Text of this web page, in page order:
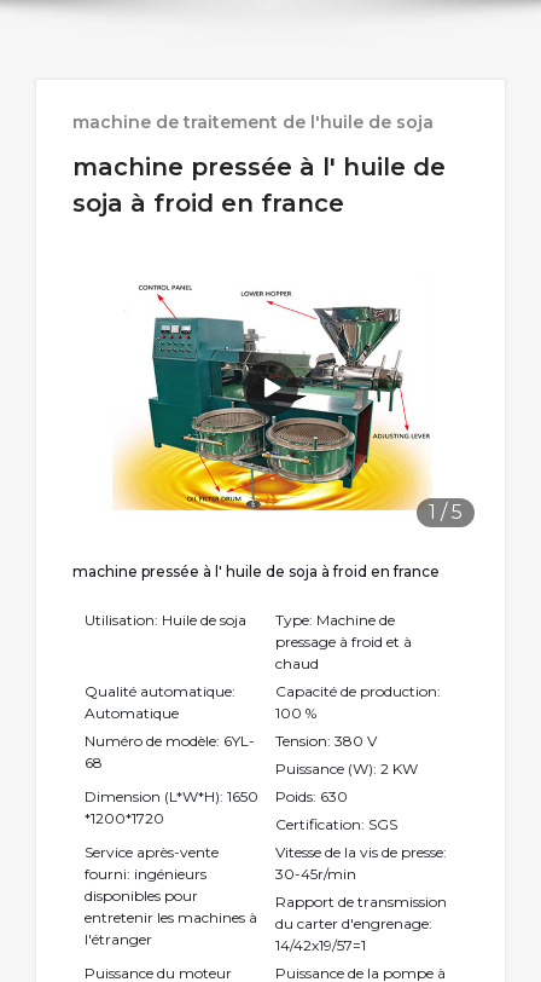
machine de traitement de l'huile de soja
machine pressée à l' huile de
soja à froid en france
1 /5
machine pressée à l' huile de soja à froid en france
Utilisation: Huile de soja
Type: Machine de
pressage à froid et à
chaud
Qualité automatique:
Automatique
Capacité de production:
100 %
Numéro de modèle: 6YL-
68
Tension: 380 V
Puissance (W): 2 KW
Dimension (L*W*H): 1650
*1200*1720
Poids: 630
Certification: SGS
Service après-vente
fourni: ingénieurs
disponibles pour
entretenir les machines à
l'étranger
Vitesse de la vis de presse:
30-45r/min
Rapport de transmission
du carter d'engrenage:
14/42x19/57=1
Puissance du moteur
Puissance de la pompe à